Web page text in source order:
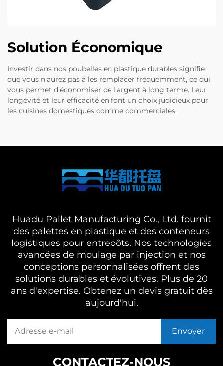
Solution Économique
Investir dans nos poubelles en plastique durables signifie
que vous n'aurez pas à les remplacer fréquemment, ce qui
vous permet d'économiser de l'argent à long terme. Leur
longévité et leur efficacité en font un choix judicieux pour
les cuisines domestiques comme commerciales.
Huadu Pallet Manufacturing Co., Ltd. fournit
des palettes en plastique et des conteneurs
logistiques pour entrepôts. Nos technologies
avancées de moulage par injection et nos
conceptions personnalisées offrent des
solutions durables et évolutives. Plus de 20
ans d'expertise. Obtenez un devis gratuit dès
aujourd'hui.
CONTACTEZ-NOUS